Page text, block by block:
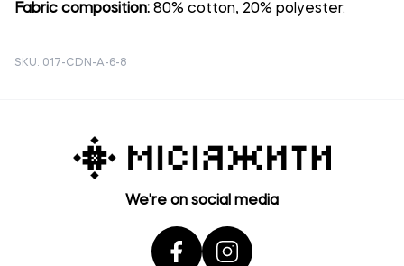
Fabric composition: 80% cotton, 20% polyester.
SKU: 017-CDN-A-6-8
We're on social media